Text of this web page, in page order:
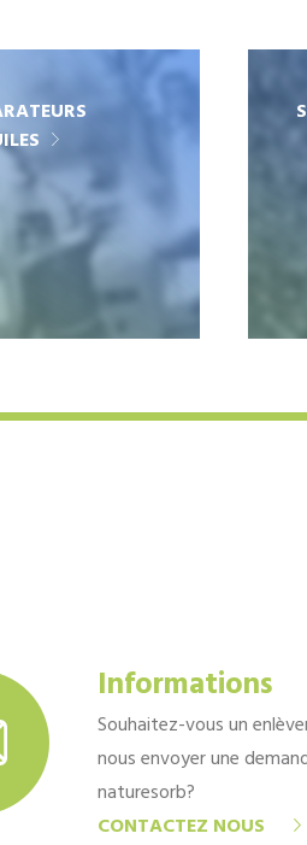
Informations
Souhaitez-vous un
nous envoyer une
naturesorb?
CONTACTEZ NOUS